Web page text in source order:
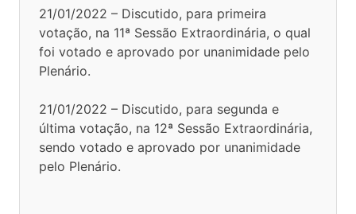
21/01/2022 – Discutido, para primeira
votação, na 11ª Sessão Extraordinária, o qual
foi votado e aprovado por unanimidade pelo
Plenário.
21/01/2022 – Discutido, para segunda e
última votação, na 12ª Sessão Extraordinária,
sendo votado e aprovado por unanimidade
pelo Plenário.